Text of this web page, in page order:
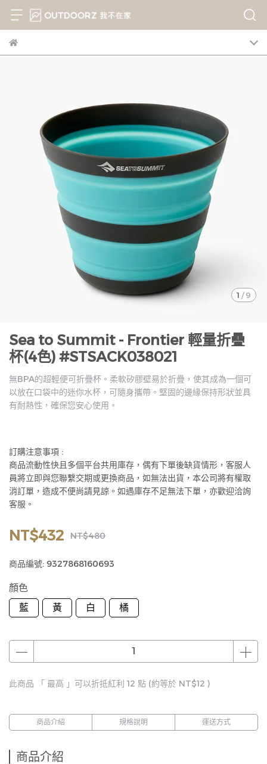
1 / 9
Sea to Summit - Frontier 輕量折疊
杯(4色) #STSACK038021
無BPA的超輕便可折疊杯。柔軟矽膠壁易於折疊，使其成為一個可
以放在口袋中的迷你水杯，可隨身攜帶。堅固的邊緣保持形狀並具
有耐熱性，確保您安心使用。
訂購注意事項 :
商品流動性快且多個平台共用庫存，偶有下單後缺貨情形，客服人
員將立即與您聯繫交期或更換商品，如無法出貨，本公司將有權取
消訂單，造成不便尚請見諒。如遇庫存不足無法下單，亦歡迎洽詢
客服。
NT$432 NT$480
商品編號: 9327868160693
顏色
藍
黃 白 橘
此商品 「 最高 」可以折抵紅利 12 點 (約等於 NT$12 )
商品介紹 規格說明 運送方式
商品介紹